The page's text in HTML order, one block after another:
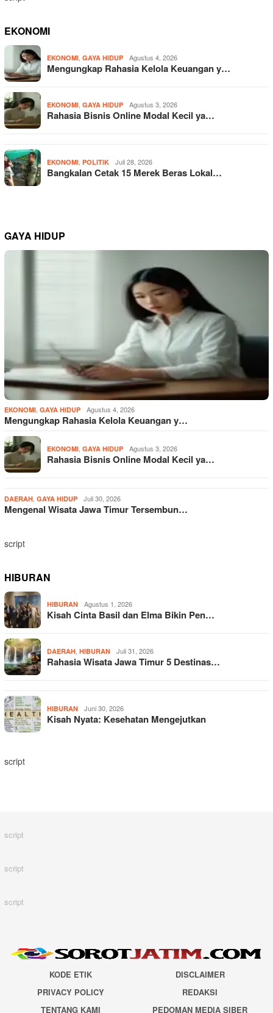
EKONOMI
EKONOMI GAYA HIDUP Agustus 4, 2026
Mengungkap Rahasia Kelola Keuangan y…
EKONOMI GAYA HIDUP Agustus 3, 2026
Rahasia Bisnis Online Modal Kecil ya…
EKONOMI POLITIK Juli 28, 2026
Bangkalan Cetak 15 Merek Beras Lokal…
GAYA HIDUP
EKONOMI GAYA HIDUP Agustus 4, 2026
Mengungkap Rahasia Kelola Keuangan y…
EKONOMI GAYA HIDUP Agustus 3, 2026
Rahasia Bisnis Online Modal Kecil ya…
DAERAH GAYA HIDUP Juli 30, 2026
Mengenal Wisata Jawa Timur Tersembun…
script
HIBURAN
HIBURAN Agustus 1, 2026
Kisah Cinta Basil dan Elma Bikin Pen…
DAERAH HIBURAN Juli 31, 2026
Rahasia Wisata Jawa Timur 5 Destinas…
HIBURAN Juni 30, 2026
Kisah Nyata: Kesehatan Mengejutkan
script
script
script
script
KODE ETIK
DISCLAIMER
PRIVACY POLICY
REDAKSI
TENTANG KAMI
PEDOMAN MEDIA SIBER